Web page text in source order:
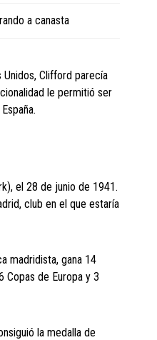
a canasta
Unidos, Clifford parecía
le permitió ser
el 28 de junio de 1941.
club en el que estaría
madridista, gana 14
Copas de Europa y 3
la medalla de